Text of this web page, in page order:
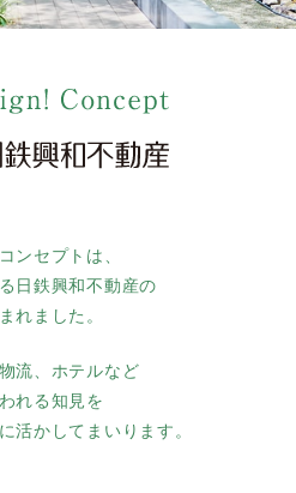
ンセプトは、
日鉄興和不動産の
れました。
流、ホテルなど
れる知見を
活かしてまいります。